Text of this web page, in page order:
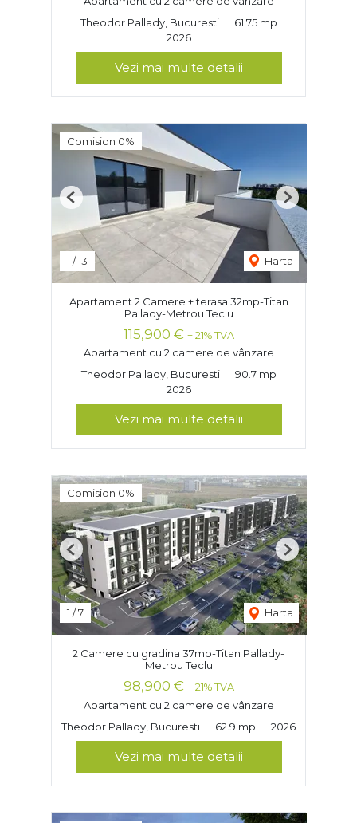
Theodor Pallady, Bucuresti
61.75 mp
2026
Vezi mai multe detalii
Comision 0%
1 /13 Harta
Previous Next
Apartament 2 Camere + terasa 32mp-Titan
Pallady-Metrou Teclu
115,900 € + 21% TVA
Apartament cu 2 camere de vânzare
Theodor Pallady, Bucuresti
90.7 mp
2026
Vezi mai multe detalii
Comision 0%
1 /7 Harta
Previous Next
2 Camere cu gradina 37mp-Titan Pallady-
Metrou Teclu
98,900 € + 21% TVA
Apartament cu 2 camere de vânzare
Theodor Pallady, Bucuresti
62.9 mp 2026
Vezi mai multe detalii